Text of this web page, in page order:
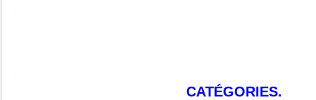
CATÉGORIES.